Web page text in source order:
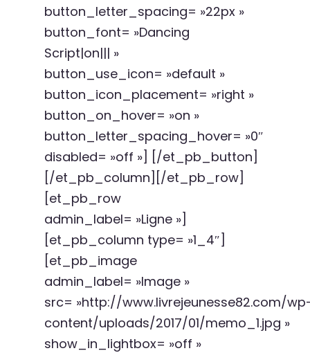
button_letter_spacing= »22px »
button_font= »Dancing
Script|on||| »
button_use_icon= »default »
button_icon_placement= »right »
button_on_hover= »on »
button_letter_spacing_hover= »0″
disabled= »off »] [/et_pb_button]
[/et_pb_column][/et_pb_row]
[et_pb_row
admin_label= »Ligne »]
[et_pb_column type= »1_4″]
[et_pb_image
admin_label= »Image »
src= »http://www.livrejeunesse82.com/
content/uploads/2017/01/memo_1.jpg »
show_in_lightbox= »off »